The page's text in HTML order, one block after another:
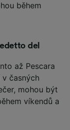
během
del
až Pescara
časných
mohou být
víkendů a